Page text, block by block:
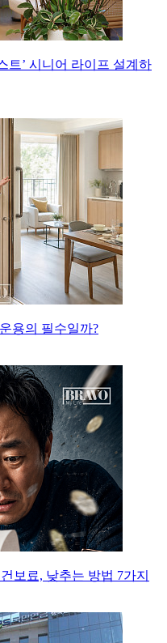
트’ 시니어 라이프 설계하
용의 필수일까?
보료, 낮추는 방법 7가지